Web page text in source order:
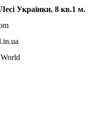
Українки, 8 кв.1 м.